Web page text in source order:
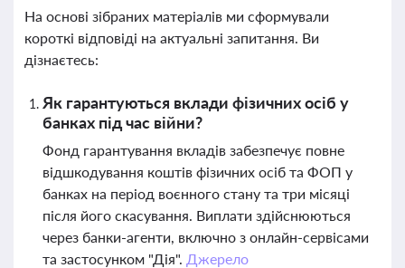
На основі зібраних матеріалів ми сформували
короткі відповіді на актуальні запитання. Ви
дізнаєтесь:
Як гарантуються вклади фізичних осіб у
банках під час війни?
Фонд гарантування вкладів забезпечує повне
відшкодування коштів фізичних осіб та ФОП у
банках на період воєнного стану та три місяці
після його скасування. Виплати здійснюються
через банки-агенти, включно з онлайн-сервісами
та застосунком "Дія". Джерело